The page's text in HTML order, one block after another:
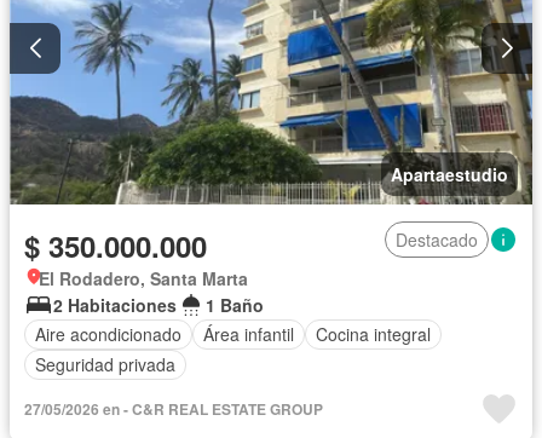
Apartaestudio
$ 350.000.000
Destacado
El Rodadero, Santa Marta
2 Habitaciones
1 Baño
Aire acondicionado
Área infantil
Cocina integral
Seguridad privada
27/05/2026 en - C&R REAL ESTATE GROUP